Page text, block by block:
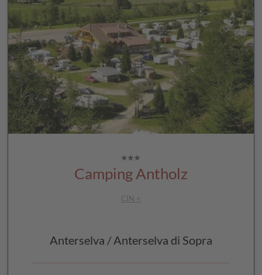
Camping Antholz
CIN +
Anterselva / Anterselva di Sopra